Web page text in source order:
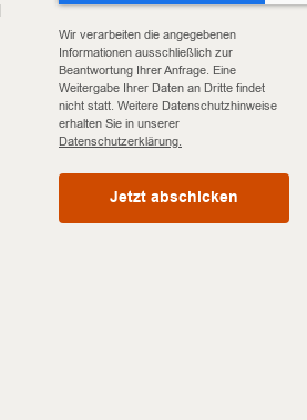
Wir verarbeiten die angegebenen
Informationen ausschließlich zur
Beantwortung Ihrer Anfrage. Eine
Weitergabe Ihrer Daten an Dritte findet
nicht statt. Weitere Datenschutzhinweise
erhalten Sie in unserer
Datenschutzerklärung.
Jetzt abschicken